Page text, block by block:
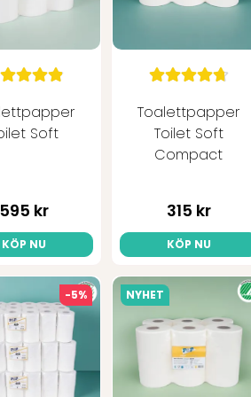
Soft
595 kr
KÖP NU
Toalettpapper
Toilet Soft
Compact
315 kr
KÖP NU
-5% NYHET